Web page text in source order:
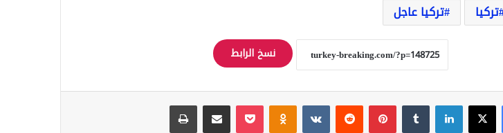
تركيا تركيا عاجل
نسخ الرابط
فيسبوك‫X لينكدإن بينتيريست Odnoklassniki
‫Pocket مشاركة عبر البريد طباعة